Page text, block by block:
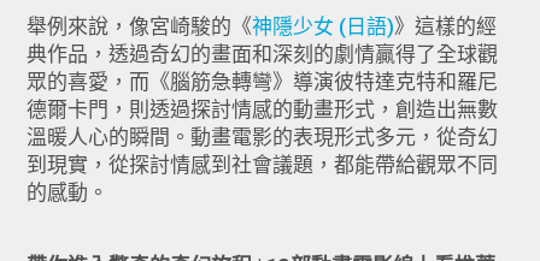
舉例來說，像宮崎駿的《神隱少女 (日語)》這樣的經
典作品，透過奇幻的畫面和深刻的劇情贏得了全球觀
眾的喜愛，而《腦筋急轉彎》導演彼特達克特和羅尼
德爾卡門，則透過探討情感的動畫形式，創造出無數
溫暖人心的瞬間。動畫電影的表現形式多元，從奇幻
到現實，從探討情感到社會議題，都能帶給觀眾不同
的感動。